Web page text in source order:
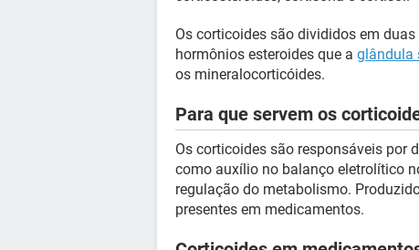
Os corticoides são divididos em
hormônios esteroides que a glândula
os mineralocorticóides.
Para que servem os
Os corticoides são responsáveis por
como auxílio no balanço eletrolítico
regulação do metabolismo.
presentes em medicamentos.